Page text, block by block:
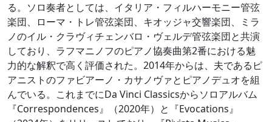
る。ソロ奏者としては、イタリア・フィルハーモニー管弦
楽団、ローマ・トレ管弦楽団、キオッジャ交響楽団、ミラ
ノのイル・クラヴィチェンバロ・ヴェルデ管弦楽団と共演
しており、ラフマニノフのピアノ協奏曲第2番における魅
力的な解釈で高く評価された。2014年からは、夫であるピ
アニストのファビアーノ・カサノヴァとピアノデュオを組
んでいる。これまでにDa Vinci Classicsからソロアルバム
『Correspondences』（2020年）と『Evocations』